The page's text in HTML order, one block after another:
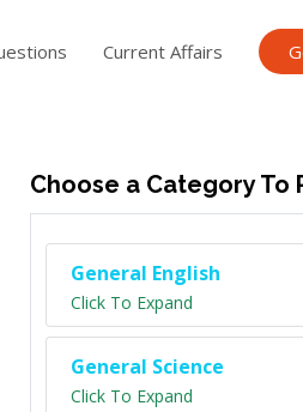
Current Affairs
Choose a Category To
General English
Click To Expand
General Science
Click To Expand